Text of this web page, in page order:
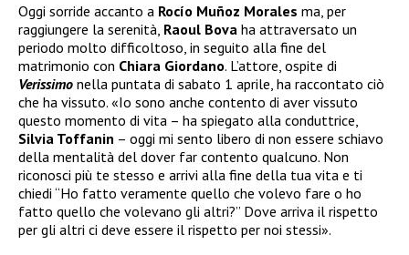
Oggi sorride accanto a Rocío Muñoz Morales ma, per
raggiungere la serenità, Raoul Bova ha attraversato un
periodo molto difficoltoso, in seguito alla fine del
matrimonio con Chiara Giordano. L’attore, ospite di
Verissimo nella puntata di sabato 1 aprile, ha raccontato ciò
che ha vissuto. «Io sono anche contento di aver vissuto
questo momento di vita – ha spiegato alla conduttrice,
Silvia Toffanin – oggi mi sento libero di non essere schiavo
della mentalità del dover far contento qualcuno. Non
riconosci più te stesso e arrivi alla fine della tua vita e ti
chiedi “Ho fatto veramente quello che volevo fare o ho
fatto quello che volevano gli altri?” Dove arriva il rispetto
per gli altri ci deve essere il rispetto per noi stessi».